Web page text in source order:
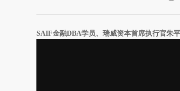
SAIF金融DBA学员、瑞威资本首席执行官朱平